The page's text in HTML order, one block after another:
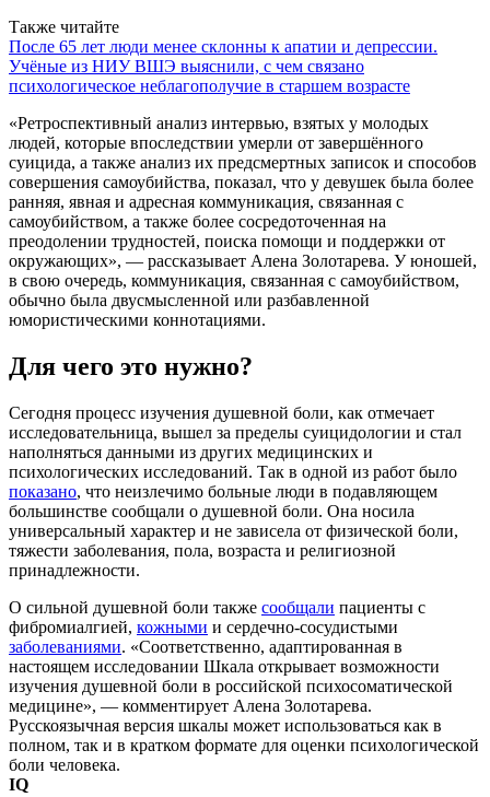
Также читайте
После 65 лет люди менее склонны к апатии и депрессии.
Учёные из НИУ ВШЭ выяснили, с чем связано
психологическое неблагополучие в старшем возрасте
«Ретроспективный анализ интервью, взятых у молодых
людей, которые впоследствии умерли от завершённого
суицида, а также анализ их предсмертных записок и способов
совершения самоубийства, показал, что у девушек была более
ранняя, явная и адресная коммуникация, связанная с
самоубийством, а также более сосредоточенная на
преодолении трудностей, поиска помощи и поддержки от
окружающих», — рассказывает Алена Золотарева. У юношей,
в свою очередь, коммуникация, связанная с самоубийством,
обычно была двусмысленной или разбавленной
юмористическими коннотациями.
Для чего это нужно?
Сегодня процесс изучения душевной боли, как отмечает
исследовательница, вышел за пределы суицидологии и стал
наполняться данными из других медицинских и
психологических исследований. Так в одной из работ было
показано, что неизлечимо больные люди в подавляющем
большинстве сообщали о душевной боли. Она носила
универсальный характер и не зависела от физической боли,
тяжести заболевания, пола, возраста и религиозной
принадлежности.
О сильной душевной боли также сообщали пациенты с
фибромиалгией, кожными и сердечно-сосудистыми
заболеваниями. «Соответственно, адаптированная в
настоящем исследовании Шкала открывает возможности
изучения душевной боли в российской психосоматической
медицине», — комментирует Алена Золотарева.
Русскоязычная версия шкалы может использоваться как в
полном, так и в кратком формате для оценки психологической
боли человека.
IQ